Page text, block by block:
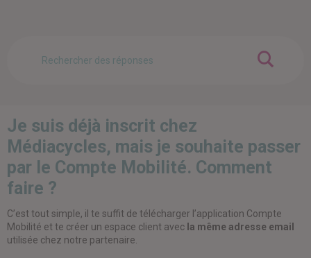
Je suis déjà inscrit chez
Médiacycles, mais je souhaite passer
par le Compte Mobilité. Comment
faire ?
C’est tout simple, il te suffit de télécharger l’application Compte
Mobilité et te créer un espace client avec la même adresse email
utilisée chez notre partenaire.